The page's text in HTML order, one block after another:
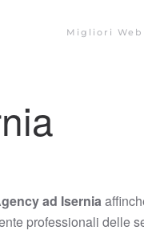
Migliori
ad Isernia
professionali delle